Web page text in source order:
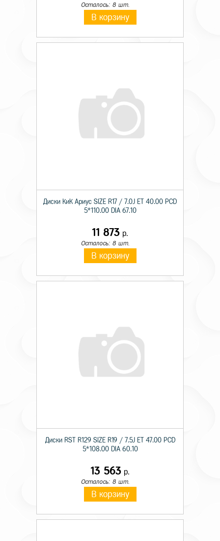
Осталось: 8 шт.
В корзину
Диски КиК Ариус SIZE R17 / 7.0J ET 40.00 PCD
5*110.00 DIA 67.10
11 873 р.
Осталось: 8 шт.
В корзину
Диски RST R129 SIZE R19 / 7.5J ET 47.00 PCD
5*108.00 DIA 60.10
13 563 р.
Осталось: 8 шт.
В корзину